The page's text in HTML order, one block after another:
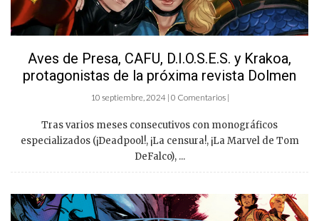
Aves de Presa, CAFU, D.I.O.S.E.S. y Krakoa,
protagonistas de la próxima revista Dolmen
10 septiembre, 2024 | 0 Comentarios |
Tras varios meses consecutivos con monográficos
especializados (¡Deadpool!, ¡La censura!, ¡La Marvel de Tom
DeFalco), ...